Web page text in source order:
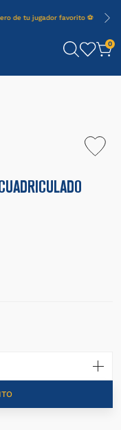
de tu jugador favorito ⚽
0